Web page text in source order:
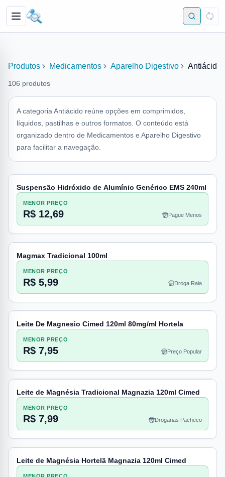
Produtos Medicamentos Aparelho Digestivo Antiácido
106 produtos
A categoria Antiácido reúne opções em comprimidos,
líquidos, pastilhas e outros formatos. O conteúdo está
organizado dentro de Medicamentos e Aparelho Digestivo
para facilitar a navegação.
Suspensão Hidróxido de Alumínio Genérico EMS 240ml
MENOR PREÇO
R$ 12,69 Pague Menos
Magmax Tradicional 100ml
MENOR PREÇO
R$ 5,99 Droga Raia
Leite De Magnesio Cimed 120ml 80mg/ml Hortela
MENOR PREÇO
R$ 7,95 Preço Popular
Leite de Magnésia Tradicional Magnazia 120ml Cimed
MENOR PREÇO
R$ 7,99 Drogarias Pacheco
Leite de Magnésia Hortelã Magnazia 120ml Cimed